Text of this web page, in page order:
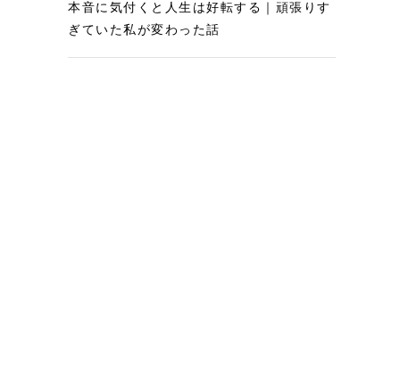
本音に気付くと人生は好転する｜頑張りす
ぎていた私が変わった話